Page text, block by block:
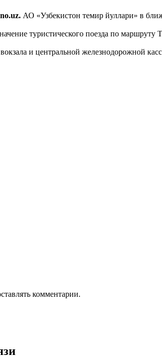
АО «Узбекистон темир йуллари» в
туристического поезда по
и центральной железнодорожной
комментарии.